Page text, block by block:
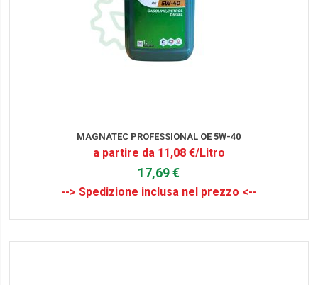
MAGNATEC PROFESSIONAL OE 5W-40
a partire da 11,08 €/Litro
17,69 €